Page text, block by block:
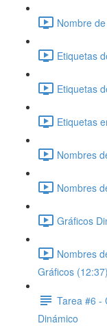
Nombre
Etiquetas
Etiquetas
Etiquetas
Nombres
Nombres
Gráficos
Nombres
Gráficos (12:37)
Tarea #6 -
Dinámico